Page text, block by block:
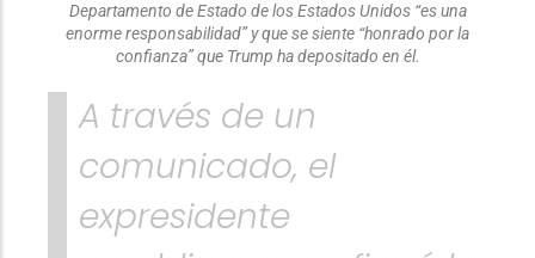
Departamento de Estado de los Estados Unidos “es una
enorme responsabilidad” y que se siente “honrado por la
confianza” que Trump ha depositado en él.
A través de un
comunicado, el
expresidente